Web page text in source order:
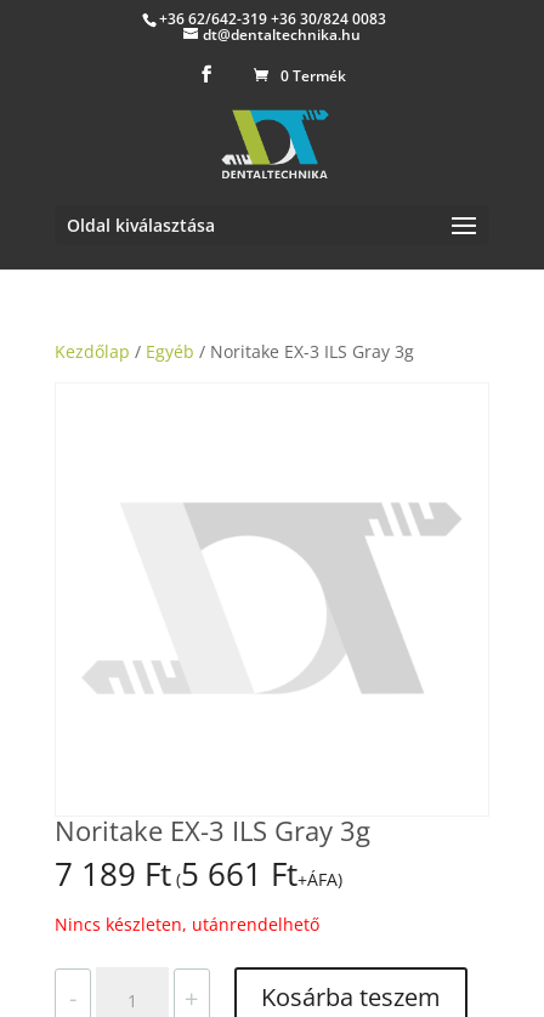
+36 62/642-319 +36 30/824 0083
dt@dentaltechnika.hu
0 Termék
Oldal kiválasztása
Kezdőlap / Egyéb / Noritake EX-3 ILS Gray 3g
Noritake EX-3 ILS Gray 3g
7 189 Ft (5 661 Ft+ÁFA)
Nincs készleten, utánrendelhető
- + Kosárba teszem